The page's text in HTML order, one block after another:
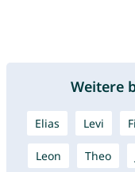
Weitere
Elias Levi
Leon Theo